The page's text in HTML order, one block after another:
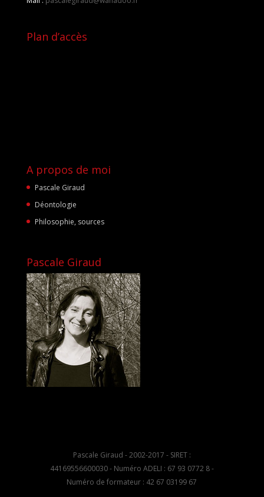
Plan d’accès
A propos de moi
Pascale Giraud
Déontologie
Philosophie, sources
Pascale Giraud
Pascale Giraud - 2002-2017 - SIRET :
44169556600030 - Numéro ADELI : 67 93 0772 8 -
Numéro de formateur : 42 67 03199 67